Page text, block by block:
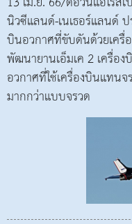
นิวซีแลนด์-เนเธอร์แลนด์
บินอวกาศที่ขับดันด้วยเครื่
พัฒนายานเอ็มเค 2 เครื่อ
อวกาศที่ใช้เครื่องบินแทน
มากกว่าแบบจรวด